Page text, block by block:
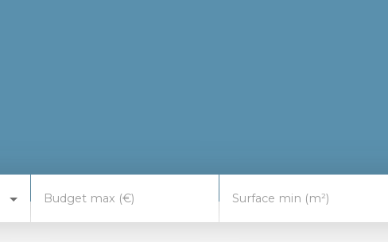
Budget max (€) Surface min (m²)